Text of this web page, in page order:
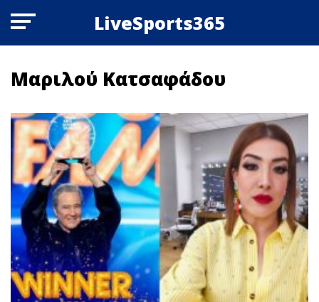
LiveSports365
Μαριλού Κατσαφάδου